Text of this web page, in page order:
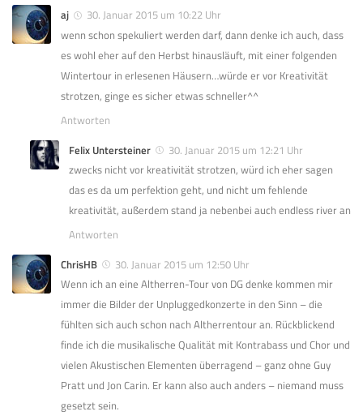
aj
30. Januar 2015 um 10:22 Uhr
wenn schon spekuliert werden darf, dann denke ich auch, dass
es wohl eher auf den Herbst hinausläuft, mit einer folgenden
Wintertour in erlesenen Häusern…würde er vor Kreativität
strotzen, ginge es sicher etwas schneller^^
Antworten
Felix Untersteiner
30. Januar 2015 um 12:21 Uhr
zwecks nicht vor kreativität strotzen, würd ich eher sagen
das es da um perfektion geht, und nicht um fehlende
kreativität, außerdem stand ja nebenbei auch endless river an
Antworten
ChrisHB
30. Januar 2015 um 12:50 Uhr
Wenn ich an eine Altherren-Tour von DG denke kommen mir
immer die Bilder der Unpluggedkonzerte in den Sinn – die
fühlten sich auch schon nach Altherrentour an. Rückblickend
finde ich die musikalische Qualität mit Kontrabass und Chor und
vielen Akustischen Elementen überragend – ganz ohne Guy
Pratt und Jon Carin. Er kann also auch anders – niemand muss
gesetzt sein.